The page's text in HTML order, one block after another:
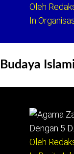
Oleh
In
Budaya Islami
Dengan 5 D…
Oleh